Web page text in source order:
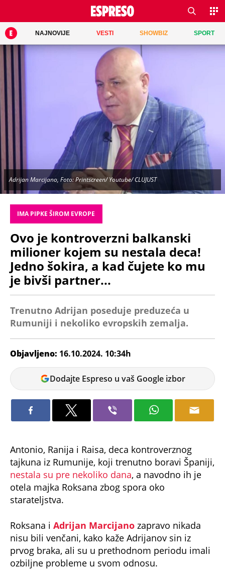
NAJNOVIJE VESTI SHOWBIZ SPORT
Adrijan Marcijano, Foto: Printscreen/ Youtube/ CLUJUST
IMA PIPKE ŠIROM EVROPE
Ovo je kontroverzni balkanski
milioner kojem su nestala deca!
Jedno šokira, a kad čujete ko mu
je bivši partner...
Trenutno Adrijan poseduje preduzeća u
Rumuniji i nekoliko evropskih zemalja.
Objavljeno: 16.10.2024. 10:34h
Tamara
Marić
Dodajte Espreso u vaš Google izbor
tajkuna iz Rumunije, koji trenutno boravi Španiji,
nestala su pre nekoliko dana, a navodno ih je
otela majka Roksana zbog spora oko
starateljstva.
nisu bili venčani, kako kaže Adrijanov sin iz
prvog braka, ali su u prethodnom periodu imali
ozbiljne probleme u svom odnosu.